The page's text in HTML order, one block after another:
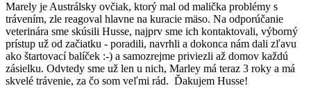
Marely je Austrálsky ovčiak, ktorý mal od malička problémy s
trávením, zle reagoval hlavne na kuracie mäso. Na odporúčanie
veterinára sme skúsili Husse, najprv sme ich kontaktovali, výborný
prístup už od začiatku - poradili, navrhli a dokonca nám dali zľavu
ako štartovací balíček :-) a samozrejme priviezli až domov každú
zásielku. Odvtedy sme už len u nich, Marley má teraz 3 roky a má
skvelé trávenie, za čo som veľmi rád. Ďakujem Husse!